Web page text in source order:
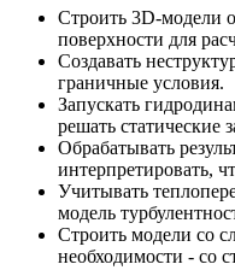
Строить 3D-модели
поверхности для
Создавать
граничные условия.
Запускать
решать статические
Обрабатывать
интерпретировать,
Учитывать
модель
Строить модели со
необходимости - со